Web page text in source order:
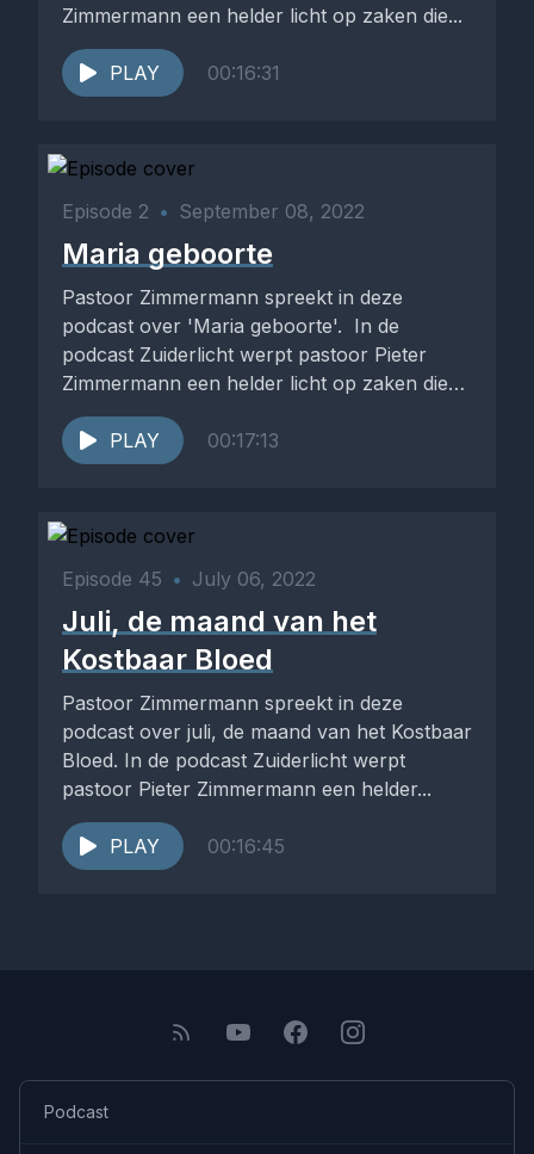
Zimmermann een helder licht op zaken die...
PLAY 00:16:31
Episode 2 • September 08, 2022
Maria geboorte
Pastoor Zimmermann spreekt in deze
podcast over 'Maria geboorte'. In de
podcast Zuiderlicht werpt pastoor Pieter
Zimmermann een helder licht op zaken die
hem...
PLAY
00:17:13
Episode 45 • July 06, 2022
Juli, de maand van het
Kostbaar Bloed
Pastoor Zimmermann spreekt in deze
podcast over juli, de maand van het Kostbaar
Bloed. In de podcast Zuiderlicht werpt
pastoor Pieter Zimmermann een helder...
PLAY 00:16:45
Podcast